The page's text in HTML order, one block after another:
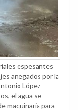
espesantes
anegados por la
López
el agua se
maquinaria para